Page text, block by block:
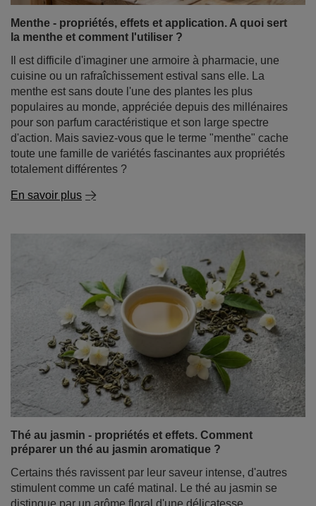
cuisine ou un rafraîchissement estival sans elle. La
menthe est sans doute l'une des plantes les plus
populaires au monde, appréciée depuis des millénaires
pour son parfum caractéristique et son large spectre
d'action. Mais saviez-vous que le terme "menthe" cache
toute une famille de variétés fascinantes aux propriétés
totalement différentes ?
En savoir plus
Thé au jasmin - propriétés et effets. Comment
préparer un thé au jasmin aromatique ?
Certains thés ravissent par leur saveur intense, d'autres
stimulent comme un café matinal. Le thé au jasmin se
distingue par un arôme floral d'une délicatesse
exceptionnelle, qui peut vous plonger dans une
ambiance calme et détendue dès la première gorgée.
En savoir plus